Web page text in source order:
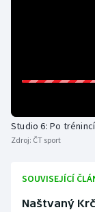
Studio 6: Po
Zdroj: ČT sport
SOUVISEJÍCÍ
Naštvaný